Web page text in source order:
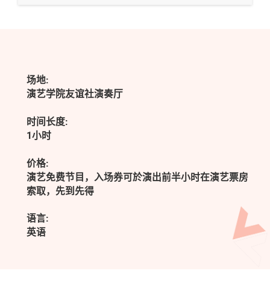
场地:
演艺学院友谊社演奏厅
时间长度:
1小时
价格:
演艺免费节目，入场券可於演出前半小时在演艺票房
索取，先到先得
语言:
英语